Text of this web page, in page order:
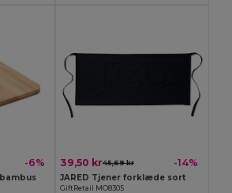
-6% 39,50 kr45,69 kr -14%
JARED Tjener forklæde sort
GiftRetail MO8305